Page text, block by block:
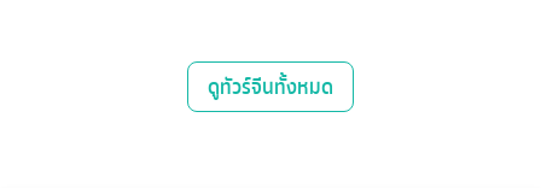
ดูทัวร์จีนทั้งหมด